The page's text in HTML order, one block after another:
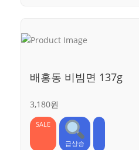
배홍동 비빔면 137g
3,180원
SALE
급상승